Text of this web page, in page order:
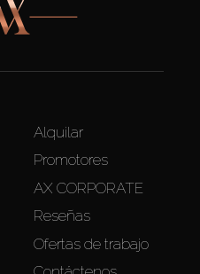
Alquilar
Promotores
AX CORPORATE
Reseñas
Ofertas de trabajo